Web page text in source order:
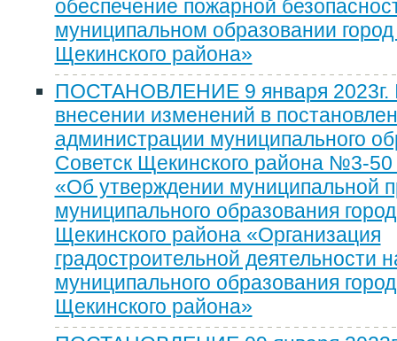
обеспечение пожарной
муниципальном образовании
Щекинского района»
ПОСТАНОВЛЕНИЕ 9 января
внесении изменений в
администрации муниципального
Советск Щекинского района №3-50
«Об утверждении муниципальной
муниципального образования
Щекинского района «Организация
градостроительной деятельности
муниципального образования
Щекинского района»